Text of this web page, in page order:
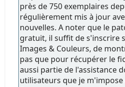
près de 750 exemplaires
régulièrement mis à jour
nouvelles. A noter que le
gratuit, il suffit de s'inscrire
Images & Couleurs, de
pas que pour récupérer le
aussi partie de l'assistance
utilisateurs que je